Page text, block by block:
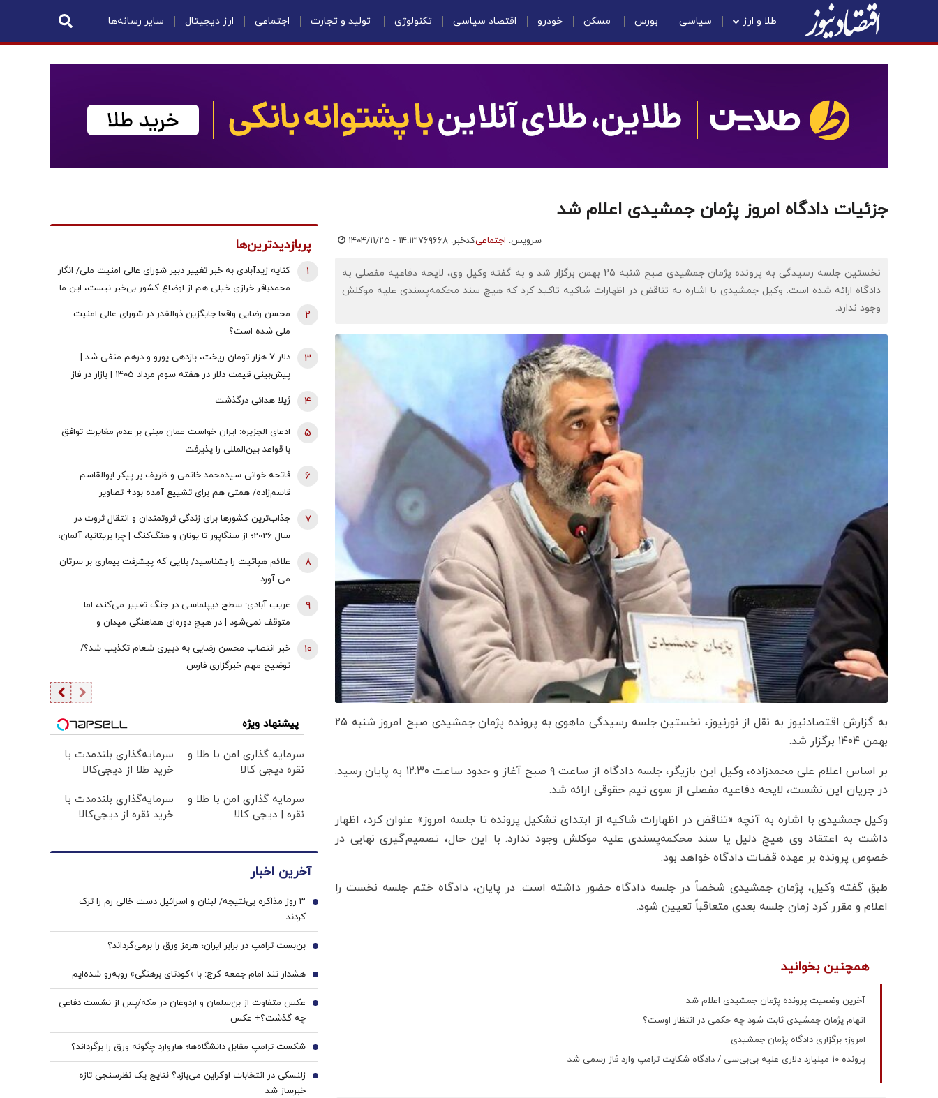
طلا و ارز سیاسی بورس مسکن خودرو اقتصاد سیاسی تکنولوژی تولید و تجارت اجتماعی ارز دیجیتال سایر رسانه‌ها
جزئیات دادگاه امروز پژمان جمشیدی اعلام شد
سرویس: اجتماعیکدخبر: ۷۶۹۶۶۸ ۱۴۰۴/۱۱/۲۵ - ۱۴:۱۳
نخستین جلسه رسیدگی به پرونده پژمان جمشیدی صبح شنبه 25 بهمن برگزار شد و به گفته وکیل وی، لایحه دفاعیه مفصلی به
دادگاه ارائه شده است. وکیل جمشیدی با اشاره به تناقض در اظهارات شاکیه تاکید کرد که هیچ سند محکمه‌پسندی علیه موکلش
وجود ندارد.
به گزارش اقتصادنیوز به نقل از نورنیوز، نخستین جلسه رسیدگی ماهوی به پرونده پژمان جمشیدی صبح امروز شنبه ۲۵
بهمن ۱۴۰۴ برگزار شد.
بر اساس اعلام علی محمدزاده، وکیل این بازیگر، جلسه دادگاه از ساعت ۹ صبح آغاز و حدود ساعت ۱۲:۳۰ به پایان رسید.
در جریان این نشست، لایحه دفاعیه مفصلی از سوی تیم حقوقی ارائه شد.
وکیل جمشیدی با اشاره به آنچه «تناقض در اظهارات شاکیه از ابتدای تشکیل پرونده تا جلسه امروز» عنوان کرد، اظهار
داشت به اعتقاد وی هیچ دلیل یا سند محکمه‌پسندی علیه موکلش وجود ندارد. با این حال، تصمیم‌گیری نهایی در
خصوص پرونده بر عهده قضات دادگاه خواهد بود.
طبق گفته وکیل، پژمان جمشیدی شخصاً در جلسه دادگاه حضور داشته است. در پایان، دادگاه ختم جلسه نخست را
اعلام و مقرر کرد زمان جلسه بعدی متعاقباً تعیین شود.
همچنین بخوانید
آخرین وضعیت پرونده پژمان جمشیدی اعلام شد
اتهام پژمان جمشیدی ثابت شود چه حکمی در انتظار اوست؟
امروز؛ برگزاری دادگاه پژمان جمشیدی
پرونده ۱۰ میلیارد دلاری علیه بی‌بی‌سی / دادگاه شکایت ترامپ وارد فاز رسمی شد
پربازدیدترین‌ها
کنایه زیدآبادی به خبر تغییر دبیر شورای عالی امنیت ملی/ انگار
محمدباقر خرازی خیلی هم از اوضاع کشور بی‌خبر نیست، این ما
1
محسن رضایی واقعا جایگزین ذوالقدر در شورای عالی امنیت
ملی شده است؟
2
دلار ۷ هزار تومان ریخت، بازدهی یورو و درهم منفی شد |
پیش‌بینی قیمت دلار در هفته سوم مرداد 1405 | بازار در فاز
3
ژیلا هدائی درگذشت 4
ادعای الجزیره: ایران خواست عمان مبنی بر عدم مغایرت توافق
با قواعد بین‌المللی را پذیرفت
5
فاتحه خوانی سیدمحمد خاتمی و ظریف بر پیکر ابوالقاسم
قاسم‌زاده/ همتی هم برای تشییع آمده بود+ تصاویر
6
جذاب‌ترین کشورها برای زندگی ثروتمندان و انتقال ثروت در
سال 2026؛ از سنگاپور تا یونان و هنگ‌کنگ | چرا بریتانیا، آلمان،
هستند؟
7
علائم هپاتیت را بشناسید/ بلایی که پیشرفت بیماری بر سرتان
می آورد
8
غریب آبادی: سطح دیپلماسی در جنگ تغییر می‌کند، اما
متوقف نمی‌شود | در هیچ دوره‌ای هماهنگی میدان و
ادبیاتمان در زمان صلح باشد؟
9
خبر انتصاب محسن رضایی به دبیری شعام تکذیب شد؟/
توضیح مهم خبرگزاری فارس
10
پیشنهاد ویژه
سرمایه گذاری امن با طلا و
نقره دیجی کالا
سرمایه‌گذاری بلندمدت با
خرید طلا از دیجی‌کالا
سرمایه گذاری امن با طلا و
نقره | دیجی کالا
سرمایه‌گذاری بلندمدت با
خرید نقره از دیجی‌کالا
آخرین اخبار
۳ روز مذاکره بی‌نتیجه/ لبنان و اسرائیل دست خالی رم را ترک
کردند
1
بن‌بست ترامپ در برابر ایران؛ هرمز ورق را برمی‌گرداند؟ 2
هشدار تند امام جمعه کرج: با «کودتای برهنگی» روبه‌رو شده‌ایم 3
عکس متفاوت از بن‌سلمان و اردوغان در مکه/پس از نشست دفاعی
چه گذشت؟+ عکس
4
شکست ترامپ مقابل دانشگاه‌ها؛ هاروارد چگونه ورق را برگرداند؟ 5
زلنسکی در انتخابات اوکراین می‌بازد؟ نتایج یک نظرسنجی تازه
خبرساز شد
6